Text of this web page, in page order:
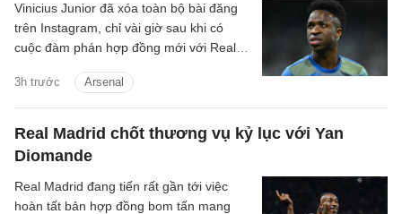
3h trước Arsenal
Vinicius Junior đã xóa toàn bộ bài đăng
trên Instagram, chỉ vài giờ sau khi có
cuộc đàm phán hợp đồng mới với Real
Real Madrid chốt thương vụ kỷ lục với Yan
Diomande
Real Madrid đang tiến rất gần tới việc
hoàn tất bản hợp đồng bom tấn mang